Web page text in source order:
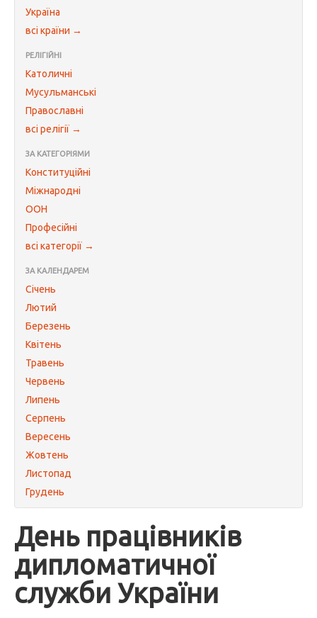
Україна
всі країни →
РЕЛІГІЙНІ
Католичні
Мусульманські
Православні
всі релігії →
ЗА КАТЕГОРІЯМИ
Конституційні
Міжнародні
ООН
Професійні
всі категорії →
ЗА КАЛЕНДАРЕМ
Січень
Лютий
Березень
Квітень
Травень
Червень
Липень
Серпень
Вересень
Жовтень
Листопад
Грудень
День працівників
дипломатичної
служби України